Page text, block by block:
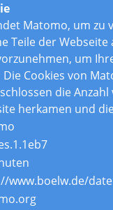
Matomo, um zu
Teile der
um
Cookies von
die
herkamen und
www.boelw.de/